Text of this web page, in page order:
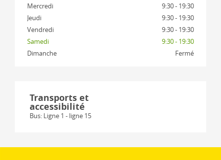
Mercredi
9:30 - 19:30
Jeudi
9:30 - 19:30
Vendredi
9:30 - 19:30
Samedi
9:30 - 19:30
Dimanche
Fermé
Transports et
accessibilité
Bus: Ligne 1 - ligne 15